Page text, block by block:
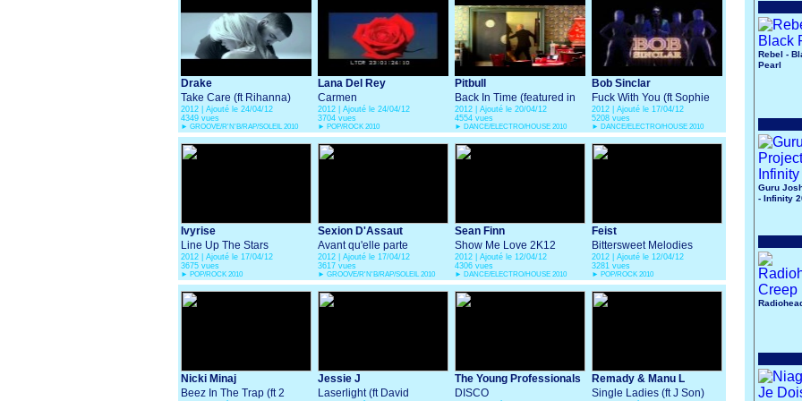
Drake
Take Care (ft Rihanna)
2012 | Ajouté le 24/04/12
4349 vues
► GROOVE/R'N'B/RAP/SOLEIL 2010
Lana Del Rey
Carmen
2012 | Ajouté le 24/04/12
3704 vues
► POP/ROCK 2010
Pitbull
Back In Time (featured in
"Men In Black III")
2012 | Ajouté le 20/04/12
4554 vues
► DANCE/ELECTRO/HOUSE 2010
Bob Sinclar
Fuck With You (ft Sophie
Ellis Bextor & Gilberte
Forte)
2012 | Ajouté le 17/04/12
5208 vues
► DANCE/ELECTRO/HOUSE 2010
Ivyrise
Line Up The Stars
2012 | Ajouté le 17/04/12
3675 vues
► POP/ROCK 2010
Sexion D'Assaut
Avant qu'elle parte
2012 | Ajouté le 17/04/12
3617 vues
► GROOVE/R'N'B/RAP/SOLEIL 2010
Sean Finn
Show Me Love 2K12
2012 | Ajouté le 12/04/12
4306 vues
► DANCE/ELECTRO/HOUSE 2010
Feist
Bittersweet Melodies
2012 | Ajouté le 12/04/12
3281 vues
► POP/ROCK 2010
Nicki Minaj
Beez In The Trap (ft 2
Jessie J
Laserlight (ft David
The Young Professionals
DISCO
Remady & Manu L
Single Ladies (ft J Son)
Rebel -
Pearl
Guru
- Infinity